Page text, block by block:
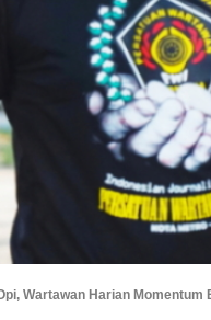
Wartawan Harian Momentum